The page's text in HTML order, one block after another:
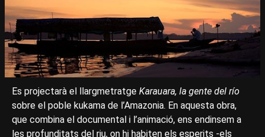
Es projectarà el llargmetratge Karauara, la gente del río
sobre el poble kukama de l’Amazonia. En aquesta obra,
que combina el documental i l’animació, ens endinsem a
les profunditats del riu, on hi habiten els esperits -els